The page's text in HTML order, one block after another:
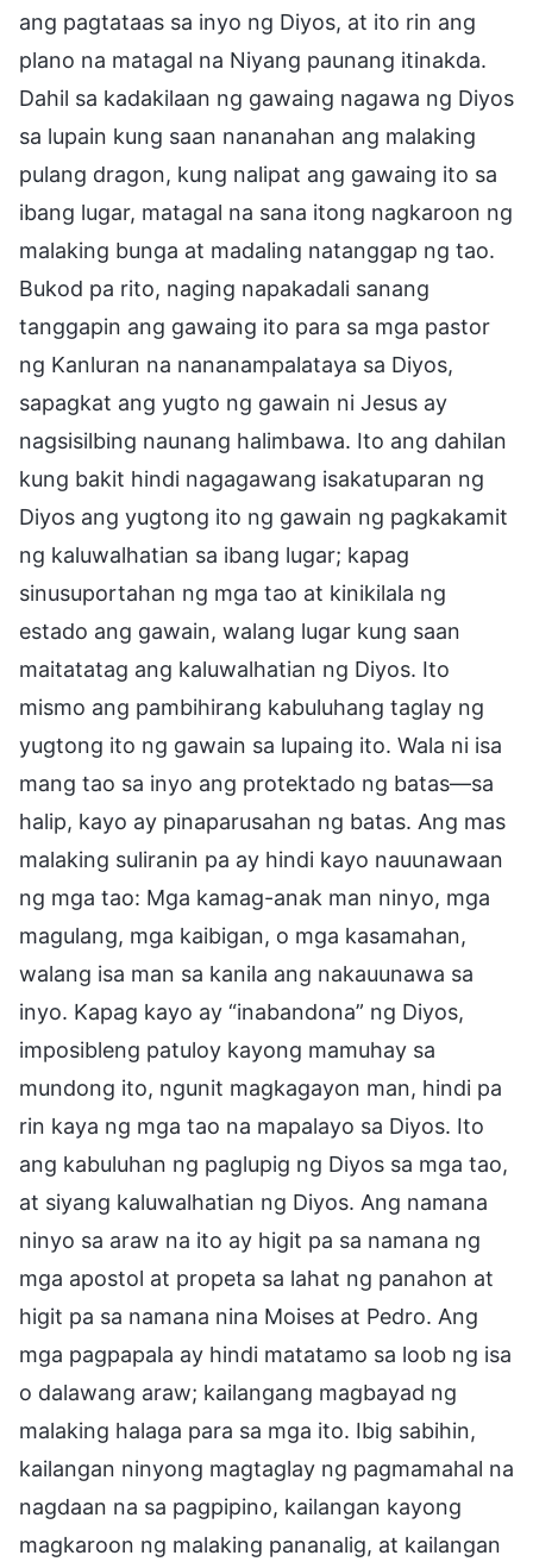
ang pagtataas sa inyo ng Diyos, at ito rin ang
plano na matagal na Niyang paunang itinakda.
Dahil sa kadakilaan ng gawaing nagawa ng Diyos
sa lupain kung saan nananahan ang malaking
pulang dragon, kung nalipat ang gawaing ito sa
ibang lugar, matagal na sana itong nagkaroon ng
malaking bunga at madaling natanggap ng tao.
Bukod pa rito, naging napakadali sanang
tanggapin ang gawaing ito para sa mga pastor
ng Kanluran na nananampalataya sa Diyos,
sapagkat ang yugto ng gawain ni Jesus ay
nagsisilbing naunang halimbawa. Ito ang dahilan
kung bakit hindi nagagawang isakatuparan ng
Diyos ang yugtong ito ng gawain ng pagkakamit
ng kaluwalhatian sa ibang lugar; kapag
sinusuportahan ng mga tao at kinikilala ng
estado ang gawain, walang lugar kung saan
maitatatag ang kaluwalhatian ng Diyos. Ito
mismo ang pambihirang kabuluhang taglay ng
yugtong ito ng gawain sa lupaing ito. Wala ni isa
mang tao sa inyo ang protektado ng batas—sa
halip, kayo ay pinaparusahan ng batas. Ang mas
malaking suliranin pa ay hindi kayo nauunawaan
ng mga tao: Mga kamag-anak man ninyo, mga
magulang, mga kaibigan, o mga kasamahan,
walang isa man sa kanila ang nakauunawa sa
inyo. Kapag kayo ay “inabandona” ng Diyos,
imposibleng patuloy kayong mamuhay sa
mundong ito, ngunit magkagayon man, hindi pa
rin kaya ng mga tao na mapalayo sa Diyos. Ito
ang kabuluhan ng paglupig ng Diyos sa mga tao,
at siyang kaluwalhatian ng Diyos. Ang namana
ninyo sa araw na ito ay higit pa sa namana ng
mga apostol at propeta sa lahat ng panahon at
higit pa sa namana nina Moises at Pedro. Ang
mga pagpapala ay hindi matatamo sa loob ng isa
o dalawang araw; kailangang magbayad ng
malaking halaga para sa mga ito. Ibig sabihin,
kailangan ninyong magtaglay ng pagmamahal na
nagdaan na sa pagpipino, kailangan kayong
magkaroon ng malaking pananalig, at kailangan